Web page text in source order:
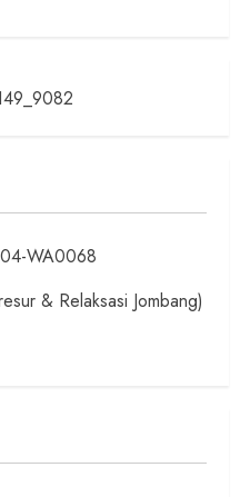
& Relaksasi Jombang)